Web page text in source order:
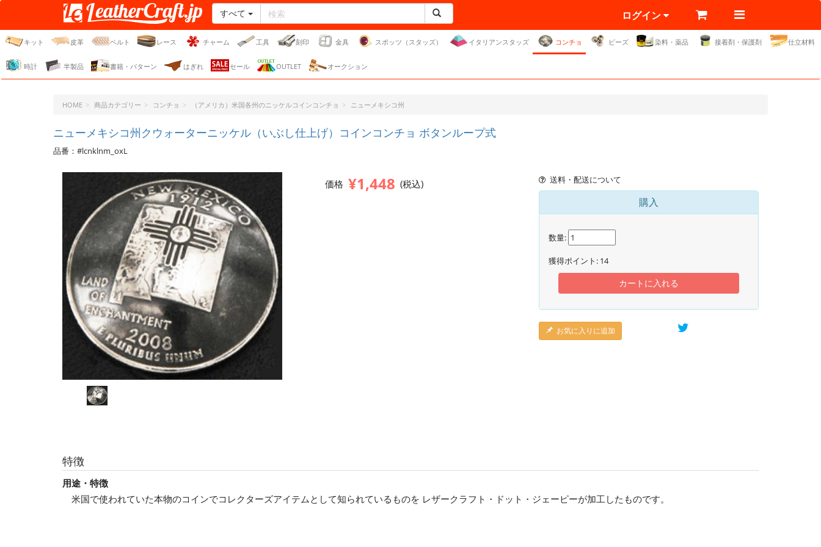
レザークラフト・ドット・
ジェーピー
すべて ログイン
キット 皮革 ベルト レース チャーム 工具 刻印 金具 スポッツ（スタッズ） イタリアンスタッズ コンチョ ビーズ 染料・薬品 接着剤・保護剤 仕立材料
時計 半製品 書籍・パターン はぎれ セール OUTLET オークション
HOME 商品カテゴリー コンチョ （アメリカ）米国各州のニッケルコインコンチョ ニューメキシコ州
ニューメキシコ州クウォーターニッケル（いぶし仕上げ）コインコンチョ ボタンループ式
品番：#lcnklnm_oxL
価格 ¥1,448 (税込) 送料・配送について
購入
数量:
獲得ポイント: 14
カートに入れる
お気に入りに追加
特徴
用途・特徴
米国で使われていた本物のコインでコレクターズアイテムとして知られているものを レザークラフト・ドット・ジェーピーが加工したものです。